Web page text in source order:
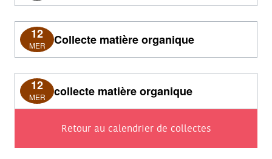
12
MER Collecte matière organique
12
MER collecte matière organique
Retour au calendrier de collectes